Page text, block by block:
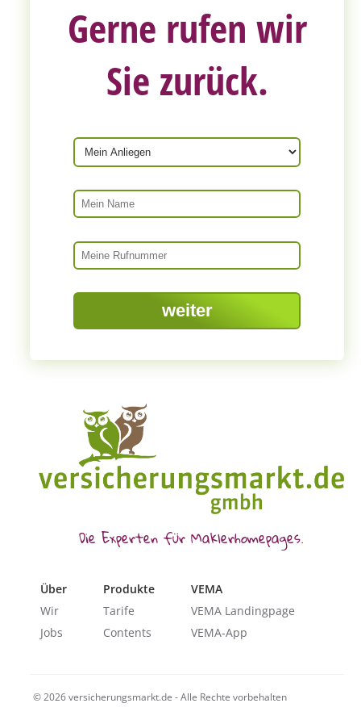
Gerne rufen wir
Sie zurück.
Mein Anliegen
Mein Name
Meine Rufnummer
Captcha
weiter
Die Experten für Maklerhomepages.
Über
Wir
Jobs
Produkte
Tarife
Contents
VEMA
VEMA Landingpage
VEMA-App
© 2026 versicherungsmarkt.de - Alle Rechte vorbehalten